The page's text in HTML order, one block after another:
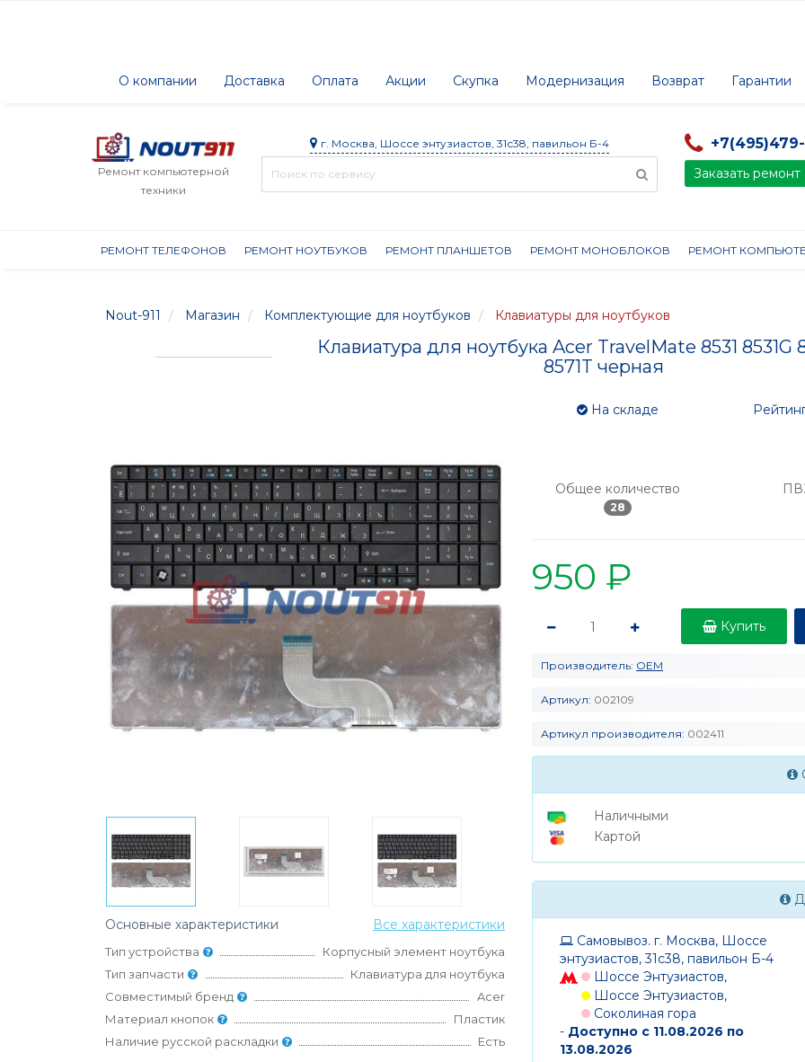
О компании Доставка Оплата Акции Скупка Модернизация Возврат Гарантии
Ремонт компьютерной
техники
г. Москва, Шоссе энтузиастов, 31с38, павильон Б-4 +7(495)479-
Заказать ремонт
РЕМОНТ ТЕЛЕФОНОВ РЕМОНТ НОУТБУКОВ РЕМОНТ ПЛАНШЕТОВ РЕМОНТ МОНОБЛОКОВ РЕМОНТ
Nout-911 Магазин Комплектующие для ноутбуков Клавиатуры для ноутбуков
Клавиатура для ноутбука Acer TravelMate 8531 8531G
8571T черная
Основные характеристики Все характеристики
Тип устройства
Корпусный элемент ноутбука
Тип запчасти
Клавиатура для ноутбука
Совместимый бренд
Acer
Материал кнопок
Пластик
Наличие русской раскладки
Есть
На складе
Общее количество
28
950 ₽
Купить
Производитель: OEM
Артикул: 002109
Артикул производителя: 002411
Наличными
Картой
Самовывоз. г. Москва, Шоссе
энтузиастов, 31с38, павильон Б-4
Шоссе Энтузиастов,
Шоссе Энтузиастов,
Соколиная гора
- Доступно с 11.08.2026 по
13.08.2026